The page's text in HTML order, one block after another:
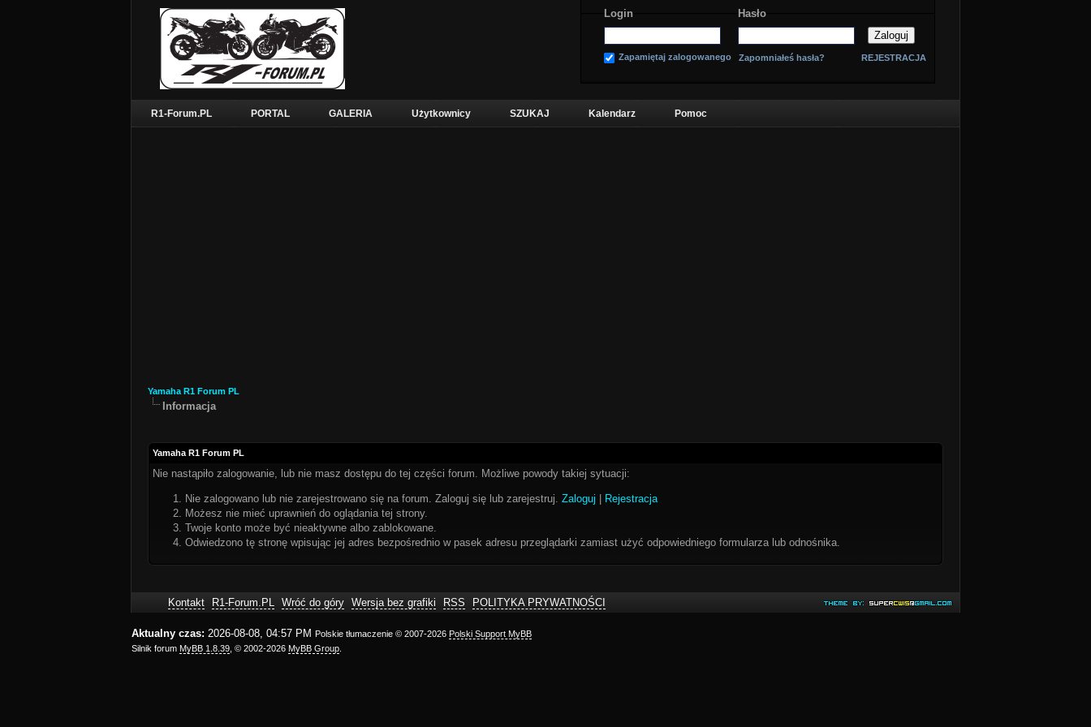
Login Hasło
Zapamiętaj zalogowanego Zapomniałeś hasła? REJESTRACJA
R1-Forum.PL PORTAL GALERIA Użytkownicy SZUKAJ Kalendarz Pomoc
Yamaha R1 Forum PL
Informacja
Yamaha R1 Forum PL
Nie nastąpiło zalogowanie, lub nie masz dostępu do tej części forum. Możliwe powody takiej sytuacji:
Nie zalogowano lub nie zarejestrowano się na forum. Zaloguj się lub zarejestruj. Zaloguj
Rejestracja
Możesz nie mieć uprawnień do oglądania tej strony.
Twoje konto może być nieaktywne albo zablokowane.
Odwiedzono tę stronę wpisując jej adres bezpośrednio w pasek adresu przeglądarki zamiast użyć odpowiedniego formularza lub odnośnika.
Kontakt R1-Forum.PL Wróć do góry Wersja bez grafiki RSS POLITYKA PRYWATNOŚCI
Aktualny czas: 2026-08-08, 04:57 PM Polskie tłumaczenie © 2007-2026 Polski Support MyBB
Silnik forum MyBB 1.8.39 , © 2002-2026 MyBB Group